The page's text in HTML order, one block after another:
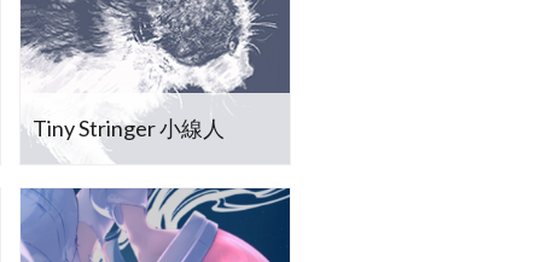
Tiny Stringer 小線人